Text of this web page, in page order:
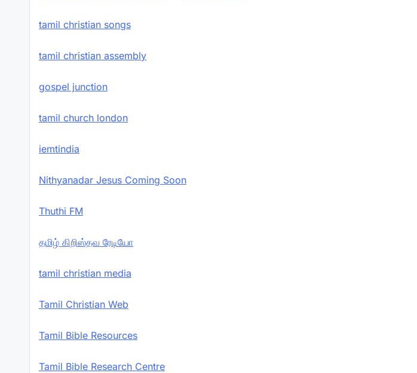
tamil christian songs
tamil christian assembly
gospel junction
tamil church london
iemtindia
Nithyanadar Jesus Coming Soon
Thuthi FM
தமிழ் கிறிஸ்தவ ரேடியோ
tamil christian media
Tamil Christian Web
Tamil Bible Resources
Tamil Bible Research Centre